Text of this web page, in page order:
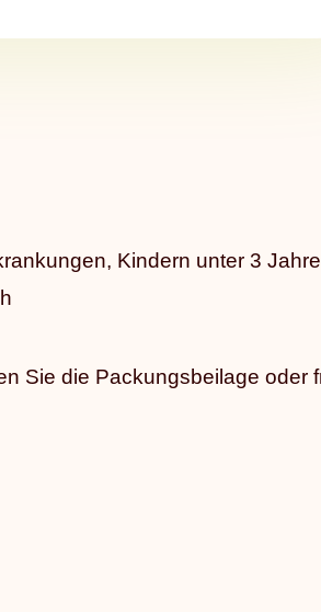
Kindern unter 3
Sie die Packungsbeilage oder